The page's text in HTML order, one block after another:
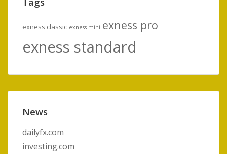
exness classic exness mini exness pro
exness standard
News
dailyfx.com
investing.com